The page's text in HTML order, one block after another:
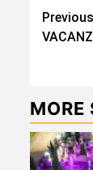
Previous
MORE